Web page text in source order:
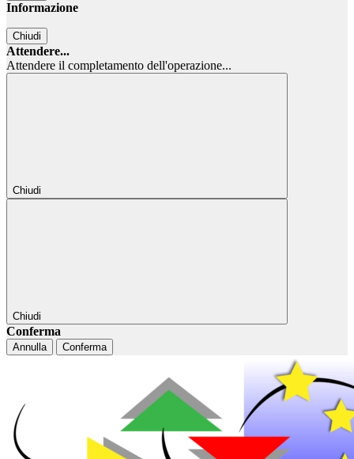
Informazione
Chiudi
Attendere...
Attendere il completamento dell'operazione...
Chiudi
Chiudi
Conferma
Annulla Conferma